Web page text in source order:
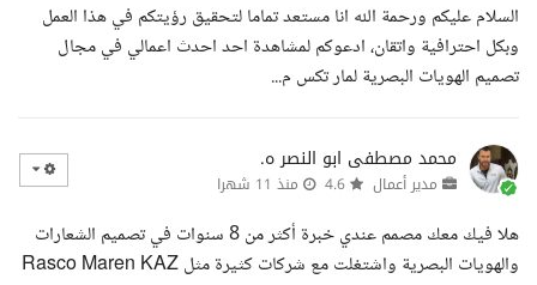
السلام عليكم ورحمة الله انا مستعد تماما لتحقيق رؤيتكم في هذا العمل
وبكل احترافية واتقان، ادعوكم لمشاهدة احد احدث اعمالي في مجال
تصميم الهويات البصرية لمار تكس م...
محمد مصطفى ابو النصر ه.
مدير أعمال منذ 11 شهرا
هلا فيك معك مصمم عندي خبرة أكثر من 8 سنوات في تصميم الشعارات
والهويات البصرية واشتغلت مع شركات كثيرة مثل Rasco Maren KAZ